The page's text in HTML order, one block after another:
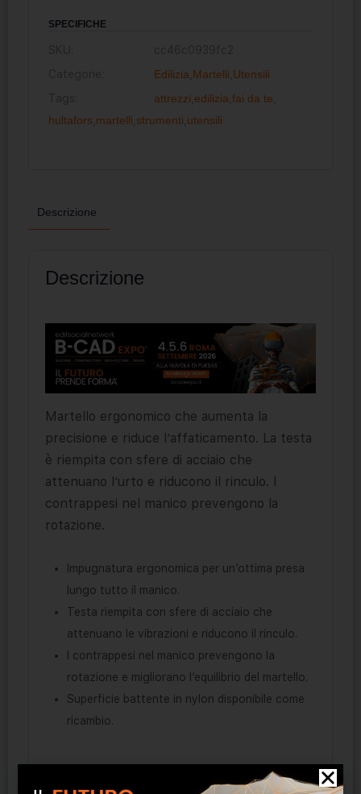
SPECIFICHE
Edilizia Martelli Utensili
attrezzi edilizia ,fai da te
hultafors martelli strumenti utensili
Descrizione
Descrizione
Martello ergonomico che aumenta la
precisione e riduce l’affaticamento. La testa
è riempita con sfere di acciaio che
attenuano l’urto e riducono il rinculo. I
contrappesi nel manico prevengono la
rotazione.
Impugnatura ergonomica per un’ottima presa
lungo tutto il manico.
Testa riempita con sfere di acciaio che
attenuano le vibrazioni e riducono il rinculo.
I contrappesi nel manico prevengono la
rotazione e migliorano l’equilibrio del martello.
Superficie battente in nylon disponibile come
ricambio.